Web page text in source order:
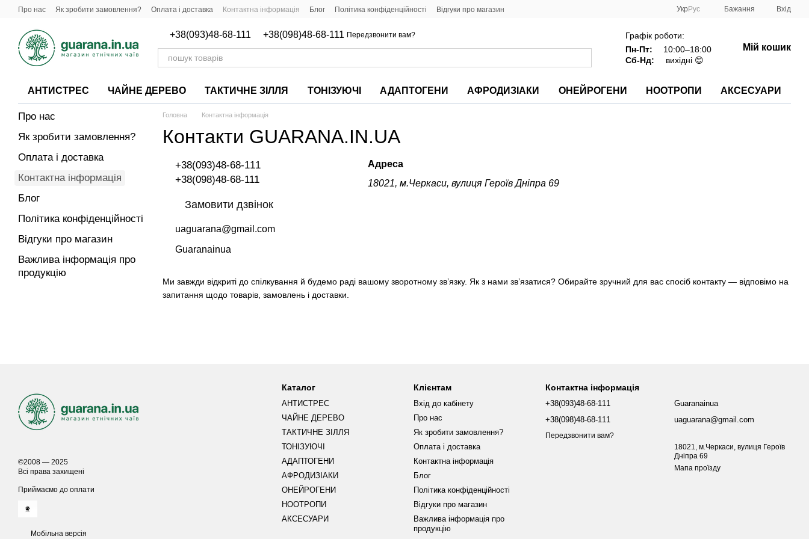
Перейти до основного контенту
Про нас Як зробити замовлення? Оплата і доставка Контактна інформація Блог Політика конфіденційності
Відгуки про магазин
УкрРус Бажання Вхід
+38(093)48-68-111 +38(098)48-68-111 Передзвонити вам?
Графік роботи:
Пн-Пт:
10:00–18:00
Сб-Нд:
вихідні 😊
Мій кошик
АНТИСТРЕС ЧАЙНЕ ДЕРЕВО ТАКТИЧНЕ ЗІЛЛЯ ТОНІЗУЮЧІ АДАПТОГЕНИ АФРОДИЗІАКИ ОНЕЙРОГЕНИ НООТРОПИ АКСЕСУАРИ
Головна Контактна інформація
Контакти GUARANA.IN.UA
+38(093)48-68-111
+38(098)48-68-111
Замовити дзвінок
uaguarana@gmail.com
Guaranainua
Адреса
18021, м.Черкаси, вулиця Героїв Дніпра 69
Ми завжди відкриті до спілкування й будемо раді вашому зворотному зв’язку. Як з нами зв’язатися? Обирайте зручний для вас спосіб контакту — відповімо на
запитання щодо товарів, замовлень і доставки.
Про нас
Як зробити замовлення?
Оплата і доставка
Контактна інформація
Блог
Політика конфіденційності
Відгуки про магазин
Важлива інформація про
продукцію
©2008 — 2025
Всі права захищені
Приймаємо до оплати
Мобільна версія
Каталог
АНТИСТРЕС
ЧАЙНЕ ДЕРЕВО
ТАКТИЧНЕ ЗІЛЛЯ
ТОНІЗУЮЧІ
АДАПТОГЕНИ
АФРОДИЗІАКИ
ОНЕЙРОГЕНИ
НООТРОПИ
АКСЕСУАРИ
Клієнтам
Вхід до кабінету
Про нас
Як зробити замовлення?
Оплата і доставка
Контактна інформація
Блог
Політика конфіденційності
Відгуки про магазин
Важлива інформація про
продукцію
Контактна інформація
+38(093)48-68-111
+38(098)48-68-111
Передзвонити вам?
Guaranainua
uaguarana@gmail.com
18021, м.Черкаси, вулиця Героїв
Дніпра 69
Мапа проїзду